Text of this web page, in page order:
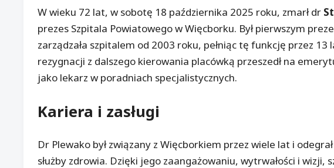
W wieku 72 lat, w sobotę 18 października 2025 roku, zmarł dr
prezes Szpitala Powiatowego w Więcborku. Był pierwszym
zarządzała szpitalem od 2003 roku, pełniąc tę funkcję przez 13
rezygnacji z dalszego kierowania placówką przeszedł na
jako lekarz w poradniach specjalistycznych.
Kariera i zasługi
Dr Plewako był związany z Więcborkiem przez wiele lat i
służby zdrowia. Dzięki jego zaangażowaniu, wytrwałości i wizji,